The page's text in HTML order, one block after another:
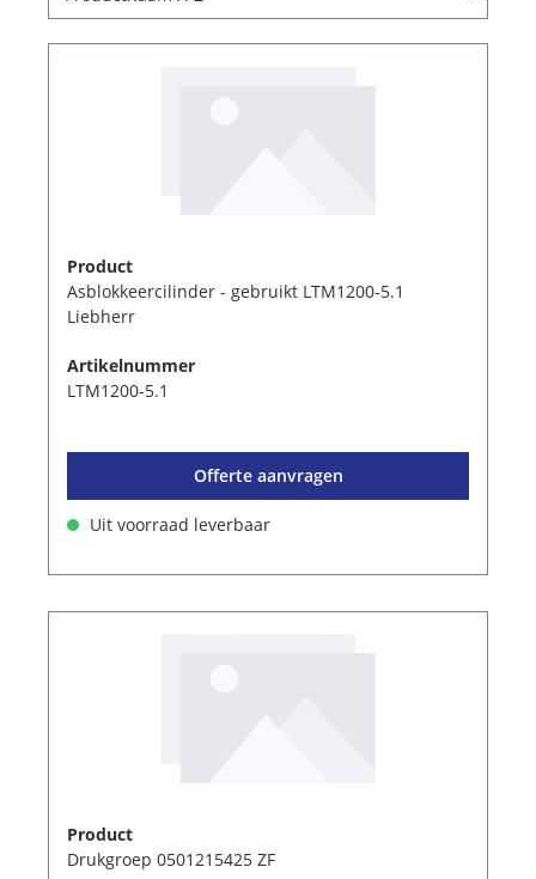
Product
Asblokkeercilinder - gebruikt LTM1200-5.1
Liebherr
Artikelnummer
LTM1200-5.1
Offerte aanvragen
Uit voorraad leverbaar
Product
Drukgroep 0501215425 ZF